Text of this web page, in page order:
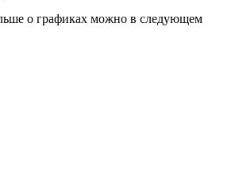
о графиках можно в следующем